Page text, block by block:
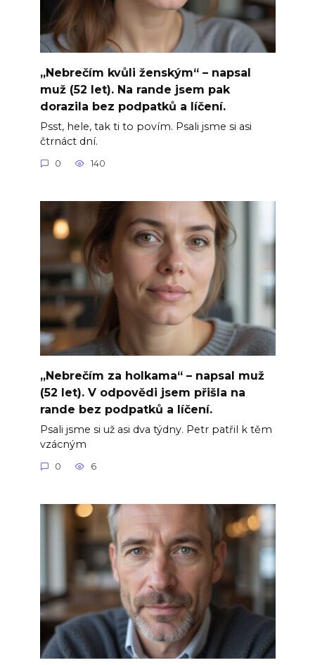
„Nebrečím kvůli ženským“ – napsal
muž (52 let). Na rande jsem pak
dorazila bez podpatků a líčení.
Psst, hele, tak ti to povím. Psali jsme si asi
čtrnáct dní.
0 140
„Nebrečím za holkama“ – napsal muž
(52 let). V odpovědi jsem přišla na
rande bez podpatků a líčení.
Psali jsme si už asi dva týdny. Petr patřil k těm
vzácným
0 6